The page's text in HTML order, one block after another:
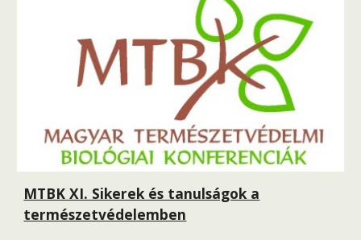
MTBK XI. Sikerek és tanulságok a
természetvédelemben